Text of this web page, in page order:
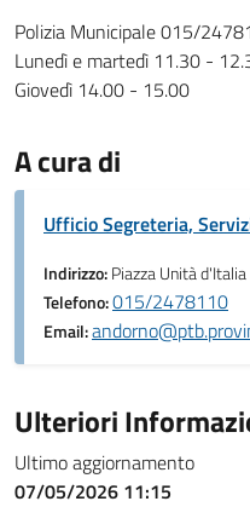
Polizia Municipale 015/
Lunedì e martedì 11.30 -
Giovedì 14.00 - 15.00
A cura di
Ufficio Segreteria,
Indirizzo:Piazza Unità d'Italia
Telefono:015/2478110
Email:
Ulteriori
Ultimo aggiornamento
07/05/2026 11:15